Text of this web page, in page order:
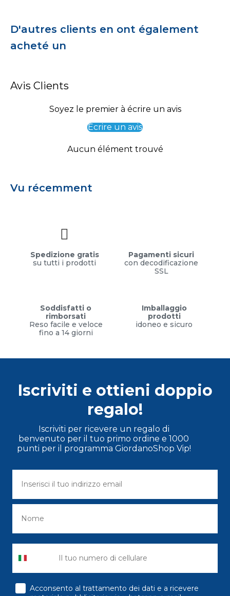
D'autres clients en ont également
acheté un
Avis Clients
Soyez le premier à écrire un avis
Écrire un avis
Aucun élément trouvé
Vu récemment
Spedizione gratis
su tutti i prodotti
Pagamenti sicuri
con decodificazione
SSL
Soddisfatti o
rimborsati
Reso facile e veloce
fino a 14 giorni
Imballaggio
prodotti
idoneo e sicuro
Iscriviti e ottieni doppio
regalo!
Iscriviti per ricevere un regalo di
benvenuto per il tuo primo ordine e 1000
punti per il programma GiordanoShop Vip!
consenso
Acconsento al trattamento dei dati e a ricevere